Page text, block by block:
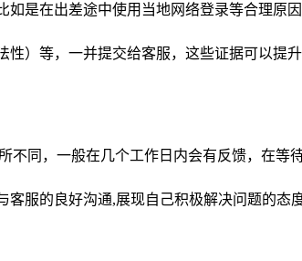
是在出差途中使用当地网络登录等合理原
）等，一并提交给客服，这些证据可以提
同，一般在几个工作日内会有反馈，在等
服的良好沟通,展现自己积极解决问题的态度